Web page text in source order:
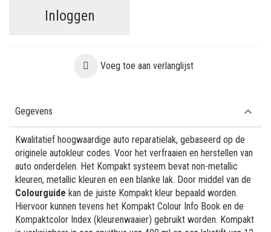
Inloggen
Voeg toe aan verlanglijst
Gegevens
Kwalitatief hoogwaardige auto reparatielak, gebaseerd op de
originele autokleur codes. Voor het verfraaien en herstellen van
auto onderdelen. Het Kompakt systeem bevat non-metallic
kleuren, metallic kleuren en een blanke lak. Door middel van de
Colourguide kan de juiste Kompakt kleur bepaald worden.
Hiervoor kunnen tevens het Kompakt Colour Info Book en de
Kompaktcolor Index (kleurenwaaier) gebruikt worden. Kompakt